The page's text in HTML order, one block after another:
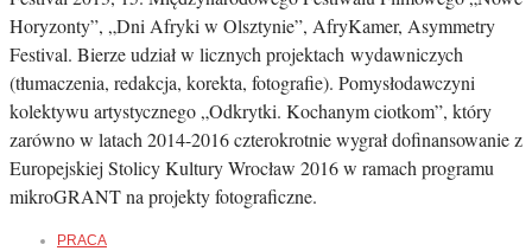
Horyzonty”, „Dni Afryki w Olsztynie”, AfryKamer, Asymmetry
Festival. Bierze udział w licznych projektach wydawniczych
(tłumaczenia, redakcja, korekta, fotografie). Pomysłodawczyni
kolektywu artystycznego „Odkrytki. Kochanym ciotkom”, który
zarówno w latach 2014-2016 czterokrotnie wygrał dofinansowanie z
Europejskiej Stolicy Kultury Wrocław 2016 w ramach programu
mikroGRANT na projekty fotograficzne.
PRACA